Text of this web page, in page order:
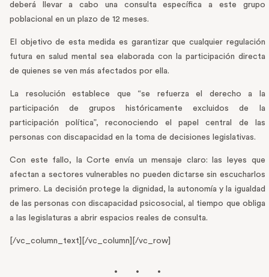
deberá llevar a cabo una consulta específica a este grupo
poblacional en un plazo de 12 meses.
El objetivo de esta medida es garantizar que cualquier regulación
futura en salud mental sea elaborada con la participación directa
de quienes se ven más afectados por ella.
La resolución establece que “se refuerza el derecho a la
participación de grupos históricamente excluidos de la
participación política”, reconociendo el papel central de las
personas con discapacidad en la toma de decisiones legislativas.
Con este fallo, la Corte envía un mensaje claro: las leyes que
afectan a sectores vulnerables no pueden dictarse sin escucharlos
primero. La decisión protege la dignidad, la autonomía y la igualdad
de las personas con discapacidad psicosocial, al tiempo que obliga
a las legislaturas a abrir espacios reales de consulta.
[/vc_column_text][/vc_column][/vc_row]